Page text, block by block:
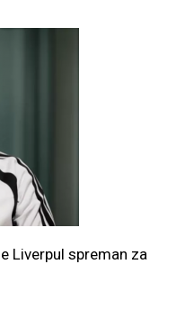
Liverpul spreman za